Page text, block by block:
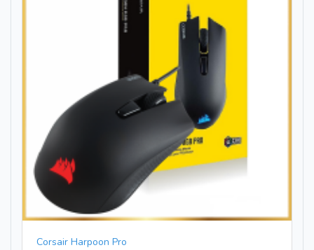
Corsair Harpoon Pro